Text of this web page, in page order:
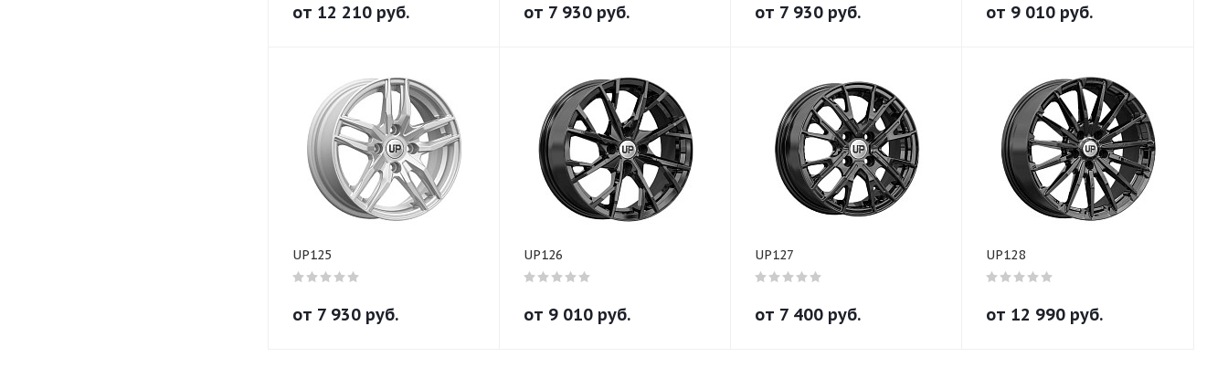
от 12 210 руб. от 7 930 руб. от 7 930 руб. от 9 010 руб.
UP125
от 7 930 руб.
UP126
от 9 010 руб.
UP127
от 7 400 руб.
UP128
от 12 990 руб.